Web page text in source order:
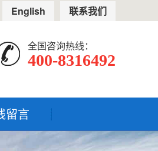
English 联系我们
全国咨询热线：
400-8316492
留言